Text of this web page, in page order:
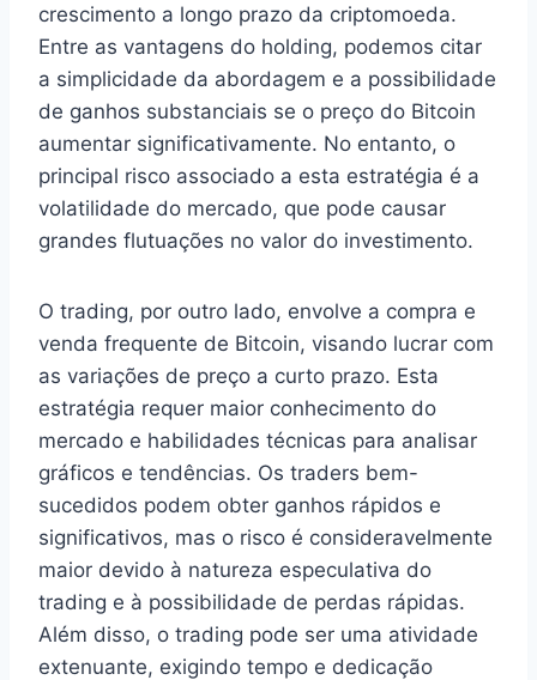
crescimento a longo prazo da criptomoeda.
Entre as vantagens do holding, podemos citar
a simplicidade da abordagem e a possibilidade
de ganhos substanciais se o preço do Bitcoin
aumentar significativamente. No entanto, o
principal risco associado a esta estratégia é a
volatilidade do mercado, que pode causar
grandes flutuações no valor do investimento.
O trading, por outro lado, envolve a compra e
venda frequente de Bitcoin, visando lucrar com
as variações de preço a curto prazo. Esta
estratégia requer maior conhecimento do
mercado e habilidades técnicas para analisar
gráficos e tendências. Os traders bem-
sucedidos podem obter ganhos rápidos e
significativos, mas o risco é consideravelmente
maior devido à natureza especulativa do
trading e à possibilidade de perdas rápidas.
Além disso, o trading pode ser uma atividade
extenuante, exigindo tempo e dedicação